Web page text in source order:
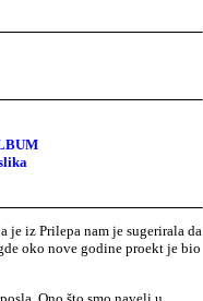
je iz Prilepa nam je sugerirala da
oko nove godine proekt je bio